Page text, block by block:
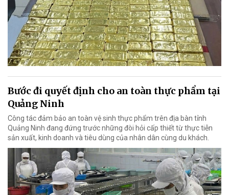
Bước đi quyết định cho an toàn thực phẩm tại
Quảng Ninh
Công tác đảm bảo an toàn vệ sinh thực phẩm trên địa bàn tỉnh
Quảng Ninh đang đứng trước những đòi hỏi cấp thiết từ thực tiễn
sản xuất, kinh doanh và tiêu dùng của nhân dân cùng du khách.